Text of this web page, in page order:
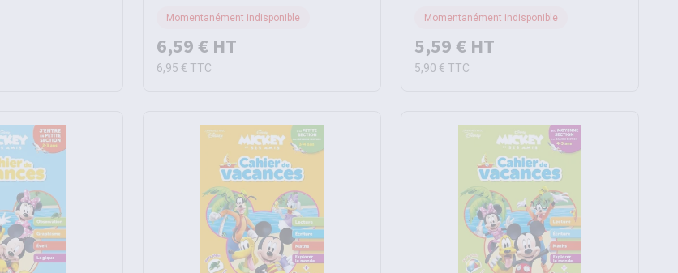
Momentanément indisponible
6,59 € HT
6,95 € TTC
Momentanément indisponible
5,59 € HT
5,90 € TTC